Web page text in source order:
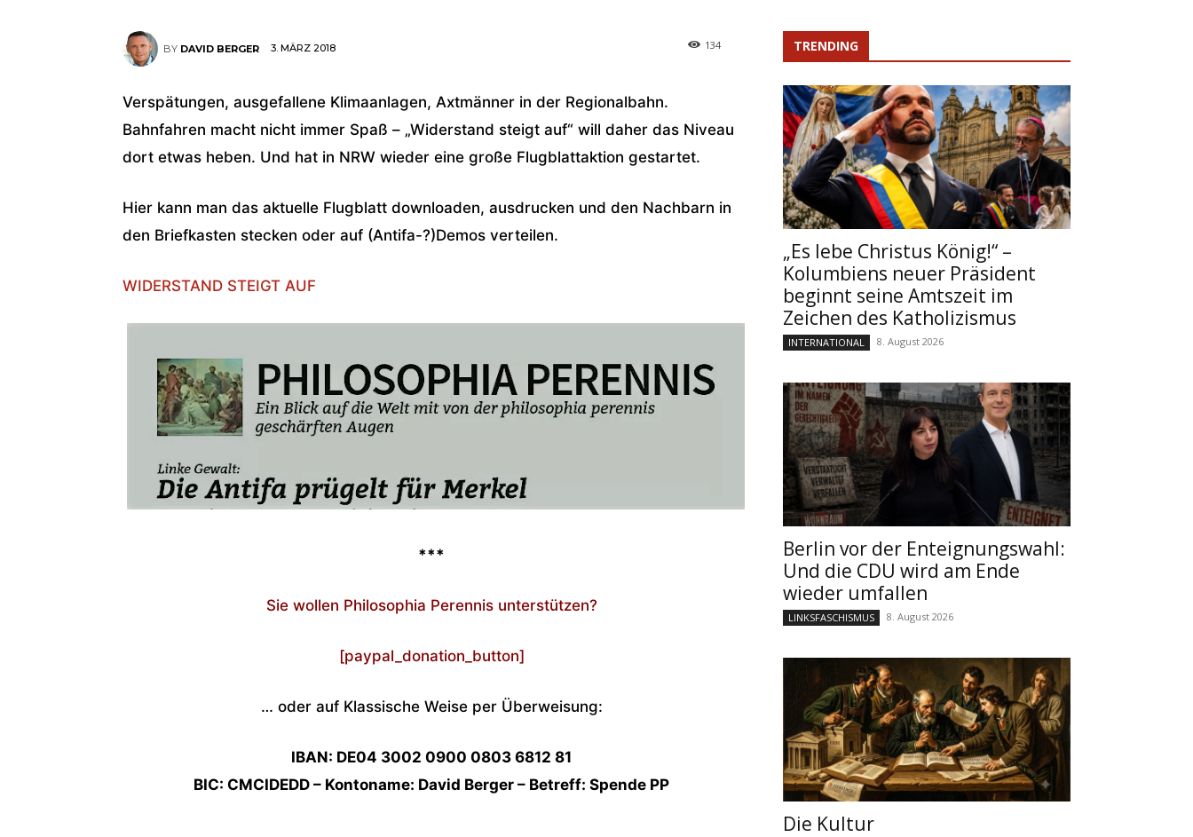
BY DAVID BERGER 3. MÄRZ 2018 134
Verspätungen, ausgefallene Klimaanlagen, Axtmänner in der Regionalbahn.
Bahnfahren macht nicht immer Spaß – „Widerstand steigt auf“ will daher das Niveau
dort etwas heben. Und hat in NRW wieder eine große Flugblattaktion gestartet.
Hier kann man das aktuelle Flugblatt downloaden, ausdrucken und den Nachbarn in
den Briefkasten stecken oder auf (Antifa-?)Demos verteilen.
WIDERSTAND STEIGT AUF
***
Sie wollen Philosophia Perennis unterstützen?
[paypal_donation_button]
… oder auf Klassische Weise per Überweisung:
IBAN: DE04 3002 0900 0803 6812 81
BIC: CMCIDEDD – Kontoname: David Berger – Betreff: Spende PP
TRENDING
„Es lebe Christus König!“ –
Kolumbiens neuer Präsident
beginnt seine Amtszeit im
Zeichen des Katholizismus
INTERNATIONAL 8. August 2026
Berlin vor der Enteignungswahl:
Und die CDU wird am Ende
wieder umfallen
LINKSFASCHISMUS 8. August 2026
Die Kultur